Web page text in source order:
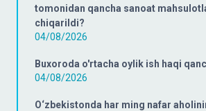
tomonidan qancha sanoat
chiqarildi?
04/08/2026
Buxoroda o'rtacha oylik ish haqi
04/08/2026
O‘zbekistonda har ming nafar